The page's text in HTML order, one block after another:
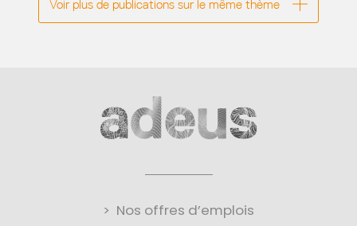
Voir plus de publications sur le même thème
Nos offres d’emplois